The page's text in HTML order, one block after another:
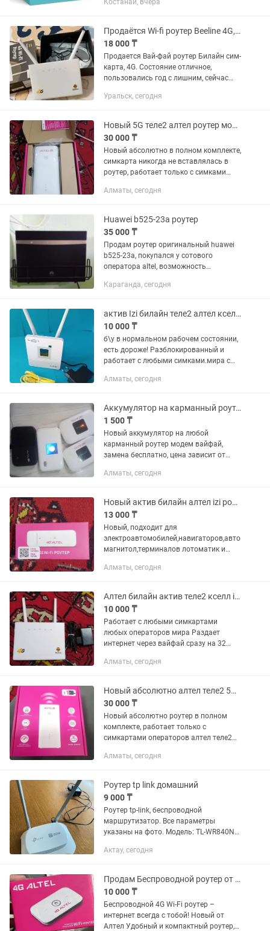
высокопроизводительный и доступный
1900 Мбит/с. Выполняйте простые
задачи, такие...
Костанай, вчера
Продаётся Wi-fi роутер Beeline 4G, Билайн вайфай сатылады
18 000 ₸
Продается Вай-фай роутер Билайн сим-
карта, 4G. Состояние отличное,
пользовались год с лишним, сейчас
рабочий.
Уральск, сегодня
Новый 5G теле2 алтел роутер модем вайфай Wi-Fi
30 000 ₸
Новый абсолютно в полном комплекте,
симкарта никогда не вставлялась в
роутер, работает только с симками
покрытие в вашем доме в 5G Работает
Алматы, сегодня
Huawei b525-23a роутер
35 000 ₸
Продам роутер оригинальный huawei
b525-23a, покупался у сотового
оператора altel, возможность
антенну(есть в наличии mimo 22
стабильная...
Караганда, сегодня
актив Izi билайн теле2 алтел кселл 4G роутер wifi вайфай
10 000 ₸
б\у в нормальном рабочем состоянии,
есть дороже! Разблокированный и
работает с любыми симками.мира с
Сек — стандарт 4G+ LTE это значит если
Алматы, сегодня
Аккумулятор на карманный роутер модем
1 500 ₸
Новый аккумулятор на любой
карманный роутер модем вайфай,
замена бесплатно, цена зависит от
сперва фото вашего роутера на этот
Алматы, сегодня
Новый актив билайн алтел izi роутер модем usb 4G на электроавтомобиль
13 000 ₸
Новый, подходит для
электроавтомобилей,навигаторов,авто
магнитол,терминалов лотоматик и
путешествий, для видеонаблюдения и
через usb...
Алматы, сегодня
Алтел билайн актив теле2 кселл izi роутер модем
10 000 ₸
Работает с любыми симкартами
любых операторов мира Раздает
интернет через вайфай сразу на 32
выход LAN RG45 Регистрация
тариф сами...
Алматы, сегодня
Новый абсолютно алтел теле2 5G 4G Wi-Fi роутер модем
30 000 ₸
Новый абсолютно роутер в полном
комплекте, работает только с
симкартами операторов алтел теле2
модема, симкарта никогда не
Алматы, сегодня
Роутер tp link домашний
9 000 ₸
Роутер tp-link, беспроводной
маршрутизатор. Все параметры
указаны на фото. Модель: TL-WR840N
скорость до 300 Мбит/с Брали на 2ух
Актау, сегодня
Продам Беспроводной роутер от Altel
10 000 ₸
Беспроводной 4G Wi-Fi роутер –
интернет всегда с тобой! Новый от
Алтел Удобный и компактный роутер,